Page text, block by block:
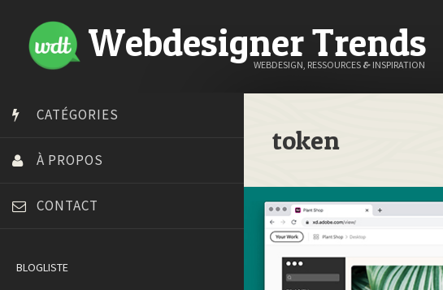
Webdesigner Trends
WEBDESIGN, RESSOURCES & INSPIRATION
CATÉGORIES
À PROPOS
CONTACT
BLOGLISTE
token